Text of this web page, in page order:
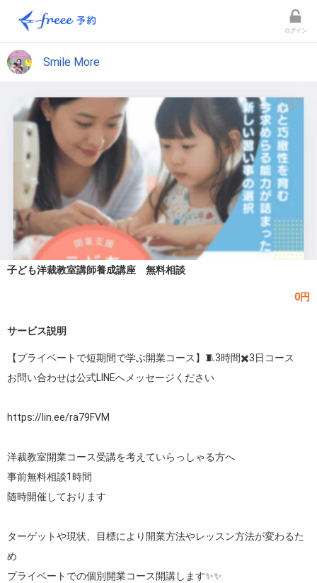
ログイン
Smile More
子ども洋裁教室講師養成講座 無料相談
0円
サービス説明
【プライベートで短期間で学ぶ開業コース】🧵3時間✖️3日コース
お問い合わせは公式LINEへメッセージください
https://lin.ee/ra79FVM
洋裁教室開業コース受講を考えていらっしゃる方へ
事前無料相談1時間
随時開催しております
ターゲットや現状、目標により開業方法やレッスン方法が変わるた
め
プライベートでの個別開業コース開講します✨✨